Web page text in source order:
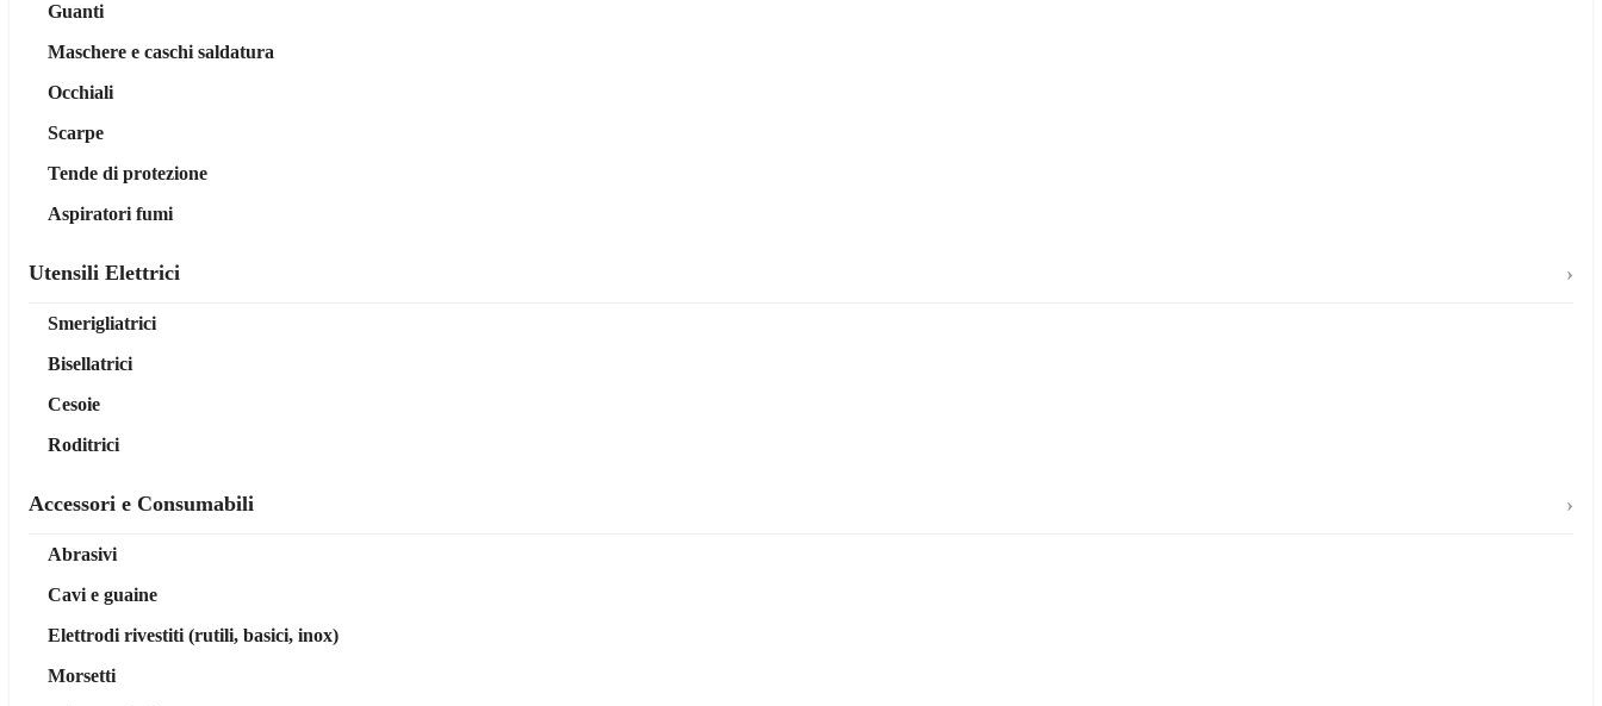
Guanti
Maschere e caschi saldatura
Occhiali
Scarpe
Tende di protezione
Aspiratori fumi
Utensili Elettrici
Smerigliatrici
Bisellatrici
Cesoie
Roditrici
Accessori e Consumabili
Abrasivi
Cavi e guaine
Elettrodi rivestiti (rutili, basici, inox)
Morsetti